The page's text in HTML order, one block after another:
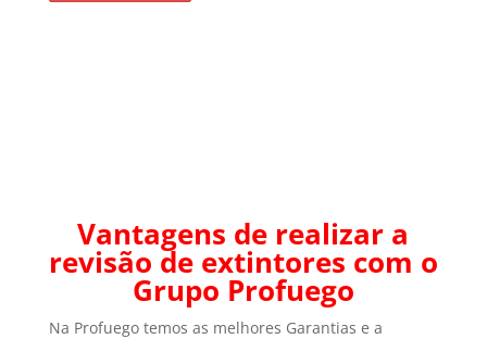
Vantagens de realizar a
revisão de extintores com o
Grupo Profuego
Na Profuego temos as melhores Garantias e a